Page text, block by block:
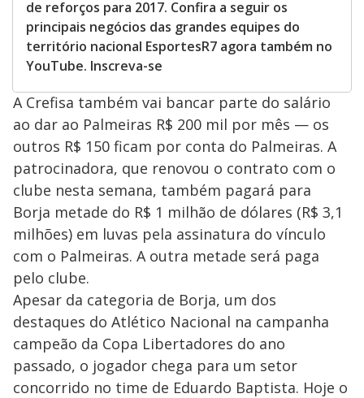
de reforços para 2017. Confira a seguir os
principais negócios das grandes equipes do
território nacional EsportesR7 agora também no
YouTube. Inscreva-se
A Crefisa também vai bancar parte do salário
ao dar ao Palmeiras R$ 200 mil por mês — os
outros R$ 150 ficam por conta do Palmeiras. A
patrocinadora, que renovou o contrato com o
clube nesta semana, também pagará para
Borja metade do R$ 1 milhão de dólares (R$ 3,1
milhões) em luvas pela assinatura do vínculo
com o Palmeiras. A outra metade será paga
pelo clube.
Apesar da categoria de Borja, um dos
destaques do Atlético Nacional na campanha
campeão da Copa Libertadores do ano
passado, o jogador chega para um setor
concorrido no time de Eduardo Baptista. Hoje o